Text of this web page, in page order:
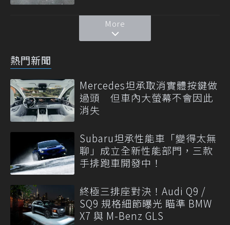
More
熱門新聞
Mercedes坦承取消實體按鍵做
過頭 但車內大螢幕不會因此
消失
Subaru坦承性能車「變得太無
聊」成立全新性能部門，三款
手排跑車開發中！
終極三排座對決！Audi Q9 /
SQ9 規格細節曝光 瞄準 BMW
X7 與 M-Benz GLS